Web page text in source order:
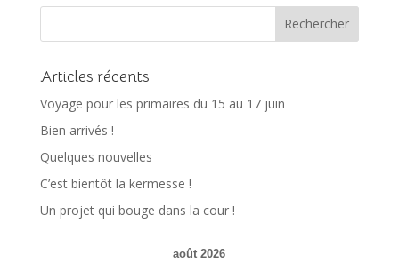
Articles récents
Voyage pour les primaires du 15 au 17 juin
Bien arrivés !
Quelques nouvelles
C’est bientôt la kermesse !
Un projet qui bouge dans la cour !
août 2026